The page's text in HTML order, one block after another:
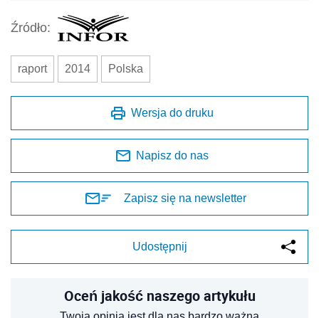
Źródło:
raport 2014 Polska
Wersja do druku
Napisz do nas
Zapisz się na newsletter
Udostępnij
Oceń jakość naszego artykułu